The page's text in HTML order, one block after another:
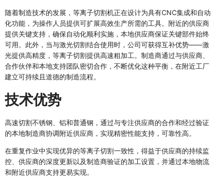
随着制造技术的发展，等离子切割机正在设计为具有CNC集成和自动
化功能，为操作人员提供可扩展高效生产所需的工具。附近的供应商
提供关键支持，确保自动化顺利实施，本地供应商保证关键部件始终
可用。此外，当与激光切割结合使用时，公司可获得互补优势——激
光提供高精度，等离子切割提供高速粗加工。制造商通过与供应商、
合作伙伴和本地支持团队密切合作，不断优化这种平衡，在附近工厂
建立可持续且道德的制造流程。
技术优势
高速切割不锈钢、铝和普通钢，通过与专注供应商的合作和经过验证
的本地制造商协调附近供应商，实现精密性能支持，可靠性高。
在重复作业中实现优异的等离子切割一致性，得益于供应商的持续监
控、供应商的深度更新以及制造商验证的加工设置，并通过本地物流
和附近供应商支持更易实现。